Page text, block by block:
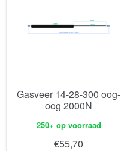
Gasveer 14-28-300 oog-
oog 2000N
250+ op voorraad
€55,70